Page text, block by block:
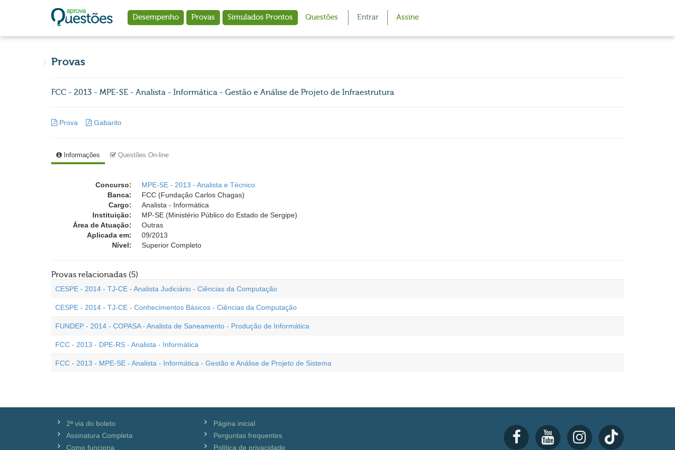
Desempenho Provas Simulados Prontos Questões Entrar Assine
Provas
FCC - 2013 - MPE-SE - Analista - Informática - Gestão e Análise de Projeto de Infraestrutura
Prova Gabarito
Informações Questões On-line
Concurso:
MPE-SE - 2013 - Analista e Técnico
Banca:
FCC (Fundação Carlos Chagas)
Cargo:
Analista - Informática
Instituição:
MP-SE (Ministério Público do Estado de Sergipe)
Área de Atuação:
Outras
Aplicada em:
09/2013
Nível:
Superior Completo
Provas relacionadas (5)
CESPE - 2014 - TJ-CE - Analista Judiciário - Ciências da Computação
CESPE - 2014 - TJ-CE - Conhecimentos Básicos - Ciências da Computação
FUNDEP - 2014 - COPASA - Analista de Saneamento - Produção de Informática
FCC - 2013 - DPE-RS - Analista - Informática
FCC - 2013 - MPE-SE - Analista - Informática - Gestão e Análise de Projeto de Sistema
2ª via do boleto
Assinatura Completa
Como funciona
Página inicial
Perguntas frequentes
Política de privacidade